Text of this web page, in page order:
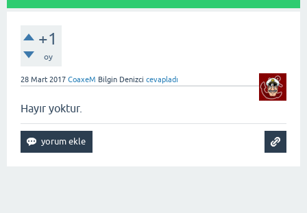
+1
oy
28 Mart 2017 CoaxeM Bilgin Denizci cevapladı
Hayır yoktur.